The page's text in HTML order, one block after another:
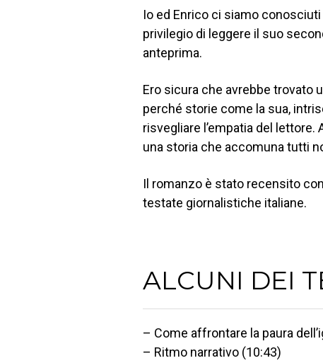
Io ed Enrico ci siamo conosciuti
privilegio di leggere il suo
anteprima.
Ero sicura che avrebbe trovato
perché storie come la sua,
risvegliare l’empatia del
una storia che accomuna tutti
Il romanzo è stato recensito
testate giornalistiche italiane.
ALCUNI DEI
– Come affrontare la paura
– Ritmo narrativo (10:43)